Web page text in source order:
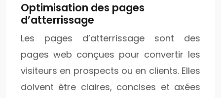
Optimisation des pages
d’atterrissage
Les pages d’atterrissage sont des
pages web conçues pour convertir les
visiteurs en prospects ou en clients. Elles
doivent être claires, concises et axées